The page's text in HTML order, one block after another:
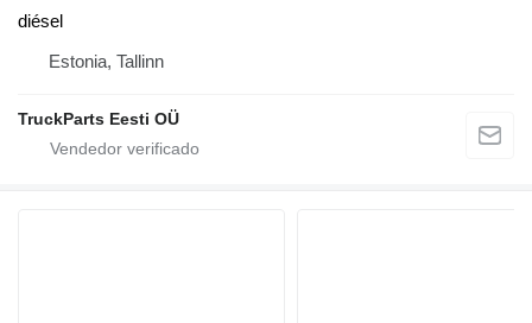
diésel
Estonia, Tallinn
TruckParts Eesti OÜ